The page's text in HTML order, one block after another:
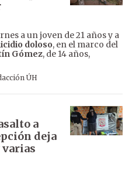
a un joven de 21 años y a
doloso, en el marco del
Gómez, de 14 años,
ÚH
a
deja